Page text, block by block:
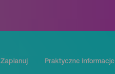
Zaplanuj Praktyczne informacje